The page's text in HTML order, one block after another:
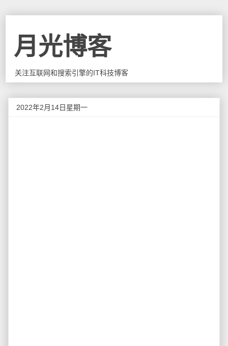
月光博客
关注互联网和搜索引擎的IT科技博客
2022年2月14日星期一